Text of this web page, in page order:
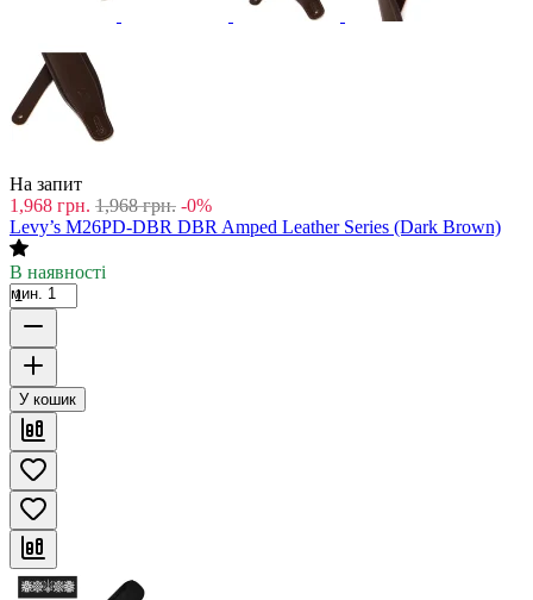
На запит
1,968 грн. 1,968 грн. -0%
Levy’s M26PD-DBR DBR Amped Leather Series (Dark Brown)
В наявності
мин. 1
У кошик